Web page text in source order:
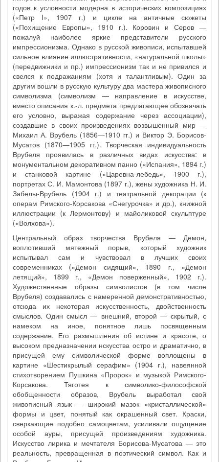
годов к условности модерна в исторических композициях
(«Петр I», 1907 г.) и цикле на античные сюжеты
(«Похищение Европы», 1910 г.). Коровин и Серов —
пожалуй наиболее яркие представители русского
импрессионизма. Однако в русской живописи, испытавшей
сильное влияние иллюстративности, «натуральной школы»
(передвижники и пр.) импрессионизм так и не привился и
свелся к подражаниям (хотя и талантливым). Один за
другим вошли в русскую культуру два мастера живописного
символизма (символизм — направление в искусстве,
вместо описания к.-л. предмета предлагающее обозначать
его условно, выражая содержание через ассоциации),
создавшие в своих произведениях возвышенный мир —
Михаил А. Врубель (1856—1910 гг.) и Виктор Э. Борисов-
Мусатов (1870—1905 гг.). Творческая индивидуальность
Врубеля проявилась в различных видах искусства: в
монументальном декоративном панно («Испания», 1894 г.)
и станковой картине («Царевна-лебедь», 1900 г.),
портретах С. И. Мамонтова (1897 г.), жены художника Н. И.
Забелы-Врубель (1904 г.) и театральной декорации (к
операм Римского-Корсакова «Снегурочка» и др.), книжной
иллюстрации (к Лермонтову) и майоликовой скульптуре
(«Волхова»).
Центральный образ творчества Врубеля — Демон,
воплотивший мятежный порыв, который художник
испытывал сам и чувствовал в лучших своих
современниках («Демон сидящий», 1890 г., «Демон
летящий», 1899 г., «Демон поверженный», 1902 г.).
Художественные образы символистов (в том числе
Врубеля) создавались с намеренной демонстративностью,
отсюда их некоторая искусственность, двойственность
смыслов. Один смысл — внешний, второй — скрытый, с
намеком на иное, понятное лишь посвященным
содержание. Его размышления об истине и красоте, о
высоком предназначении нскусства остро и драматично, в
присущей ему символической форме воплощены в
картине «Шестикрылый серафим» (1904 г.), навеянной
стихотворением Пушкина «Пророк» и музыкой Римского-
Корсакова. Тяготея к символико-философской
обобщенности образов, Врубель выработал свой
живописный язык — широкий мазок «кристаллической»
формы и цвет, понятый как окрашенный свет. Краски,
сверкающие подобно самоцветам, усиливали ощущение
особой ауры, присущей произведениям художника.
Искусство лирика и мечтателя Борисова-Мусатова — это
реальность, превращенная в поэтический символ. Как и